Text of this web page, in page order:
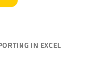
IN EXCEL